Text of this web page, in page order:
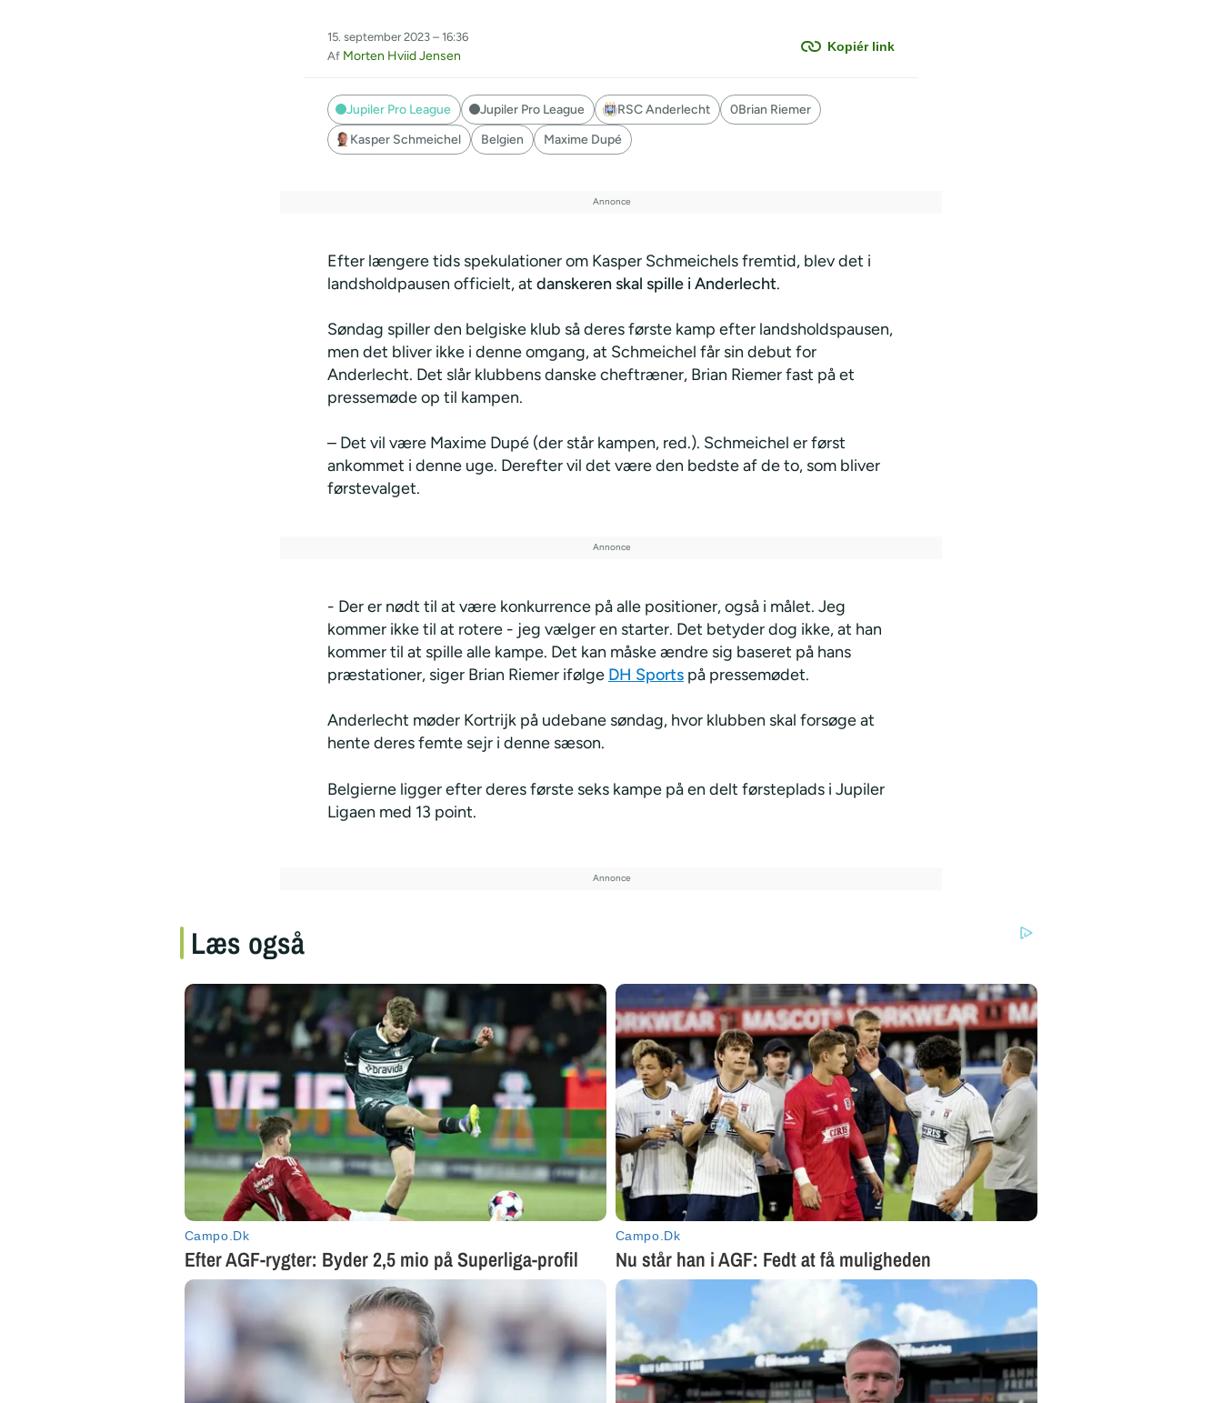
Kopiér link
15. september 2023 – 16:36
Af Morten Hviid Jensen
Jupiler Pro League RSC Anderlecht
0Brian Riemer
Kasper Schmeichel
Belgien Maxime Dupé
Jupiler Pro League
Efter længere tids spekulationer om Kasper Schmeichels fremtid, blev det i
landsholdpausen officielt, at danskeren skal spille i Anderlecht.
Søndag spiller den belgiske klub så deres første kamp efter landsholdspausen,
men det bliver ikke i denne omgang, at Schmeichel får sin debut for
Anderlecht. Det slår klubbens danske cheftræner, Brian Riemer fast på et
pressemøde op til kampen.
– Det vil være Maxime Dupé (der står kampen, red.). Schmeichel er først
ankommet i denne uge. Derefter vil det være den bedste af de to, som bliver
førstevalget.
- Der er nødt til at være konkurrence på alle positioner, også i målet. Jeg
kommer ikke til at rotere - jeg vælger en starter. Det betyder dog ikke, at han
kommer til at spille alle kampe. Det kan måske ændre sig baseret på hans
præstationer, siger Brian Riemer ifølge DH Sports på pressemødet.
Anderlecht møder Kortrijk på udebane søndag, hvor klubben skal forsøge at
hente deres femte sejr i denne sæson.
Belgierne ligger efter deres første seks kampe på en delt førsteplads i Jupiler
Ligaen med 13 point.